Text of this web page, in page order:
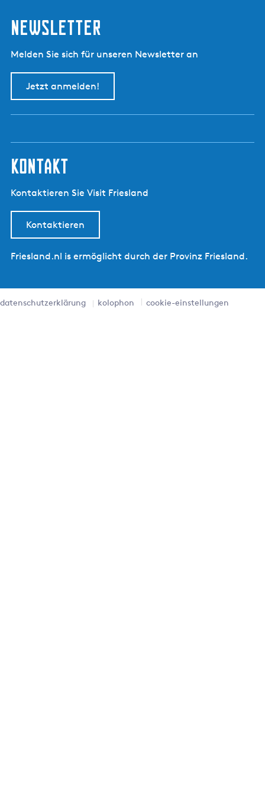
Newsletter
Melden Sie sich für unseren Newsletter an
Jetzt anmelden!
kontakt
Kontaktieren Sie Visit Friesland
Kontaktieren
Friesland.nl is ermöglicht durch der Provinz Friesland.
datenschutzerklärung kolophon cookie-einstellungen